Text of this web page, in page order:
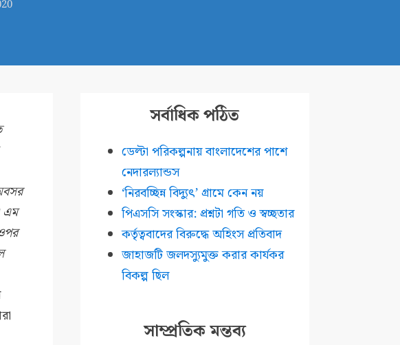
এম
সর্বাধিক পঠিত
ডেল্টা পরিকল্পনায় বাংলাদেশের পাশে
নেদারল্যান্ডস
‘নিরবচ্ছিন্ন বিদ্যুৎ’ গ্রামে কেন নয়
পিএসসি সংস্কার: প্রশ্নটা গতি ও স্বচ্ছতার
কর্তৃত্ববাদের বিরুদ্ধে অহিংস প্রতিবাদ
জাহাজটি জলদস্যুমুক্ত করার কার্যকর
বিকল্প ছিল
সাম্প্রতিক মন্তব্য